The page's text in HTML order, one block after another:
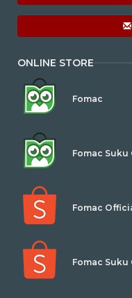
ONLINE STORE
Fomac
Fomac
Fomac Suku
Fomac Suku